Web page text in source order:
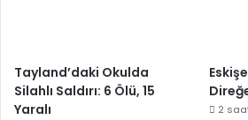
Tayland’daki Okulda
Silahlı Saldırı: 6 Ölü, 15
Yaralı
2